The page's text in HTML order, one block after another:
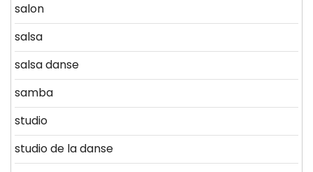
salon
salsa
salsa danse
samba
studio
studio de la danse